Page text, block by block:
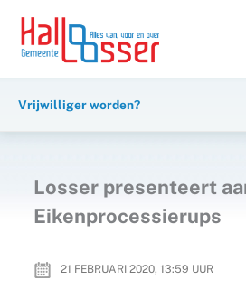
inhoud
naar
Vrijwilliger worden?
Losser presenteert
Eikenprocessierups
21 FEBRUARI 2020, 13:59 UUR